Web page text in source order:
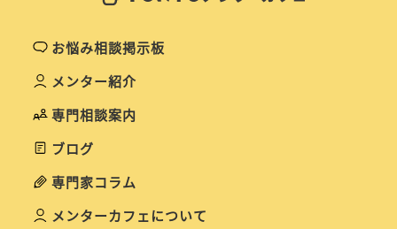
お悩み相談掲示板
メンター紹介
専門相談案内
ブログ
専門家コラム
メンターカフェについて